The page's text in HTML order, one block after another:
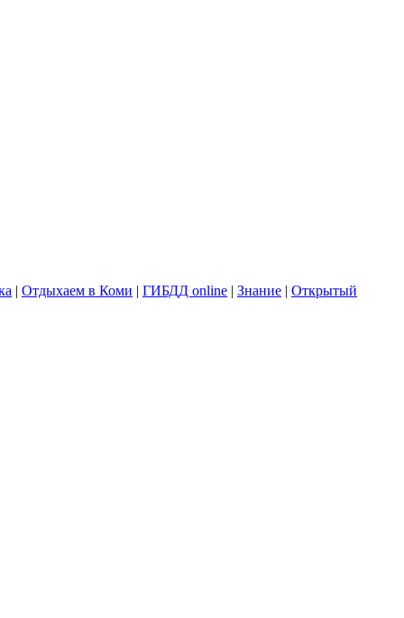
| Отдыхаем в Коми | ГИБДД online | Знание | Открытый